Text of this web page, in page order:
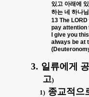
있고 아래에
하는 네 하나
13 The
pay attention
I give you
always be at
3. 일류에게
고)
1) 종교적으